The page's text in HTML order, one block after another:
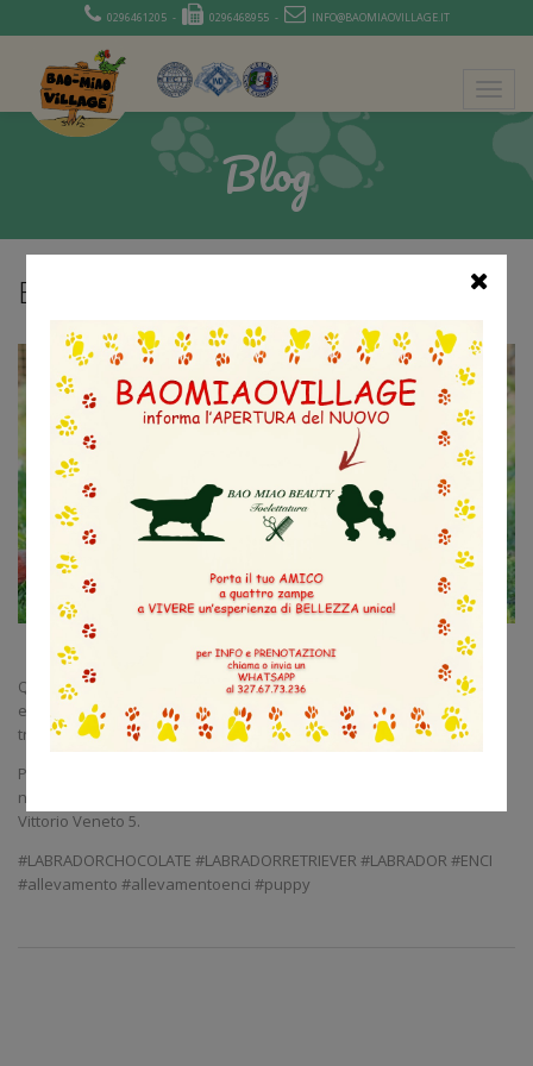
0296461205 - 0296468955 - INFO@BAOMIAOVILLAGE.IT
Blog
ESPLORIAMO
Questi cuccioli di mamma Foxy di Casa Bao Miao Village stanno
esplorando per la prima volta il giardino… e sembra che abbiano
trovato un amico.
Per tutte le informazioni sulle cucciolate non esitate a chiamarci al
numero 02.96461205, oppure venite a trovarci a Cogliate (MB) in via
Vittorio Veneto 5.
#LABRADORCHOCOLATE #LABRADORRETRIEVER #LABRADOR #ENCI
#allevamento #allevamentoenci #puppy